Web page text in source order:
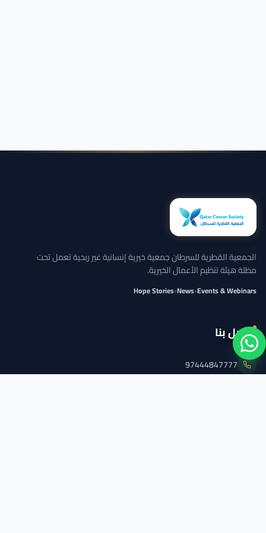
الجمعية القطرية للسرطان جمعية خيرية إنسانية غير ربحية تعمل تحت
مظلة هيئة تنظيم الأعمال الخيرية.
Events & Webinars
•
News
•
Hope Stories
اتصل بنا
97444847777